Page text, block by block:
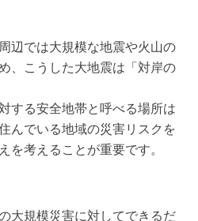
辺では大規模な地震や火山の
、こうした大地震は「対岸の
する安全地帯と呼べる場所は
んでいる地域の災害リスクを
を考えることが重要です。
大規模災害に対してできるだ